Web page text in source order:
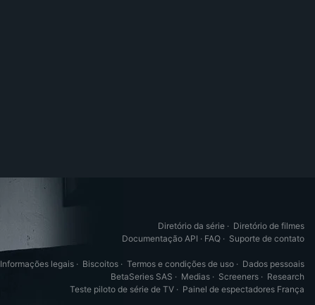
Diretório da série · Diretório de filmes
Documentação API · FAQ · Suporte de contato
Informações legais · Biscoitos · Termos e condições de uso · Dados pessoais
BetaSeries SAS · Medias · Screeners · Research
Teste piloto de série de TV · Painel de espectadores França